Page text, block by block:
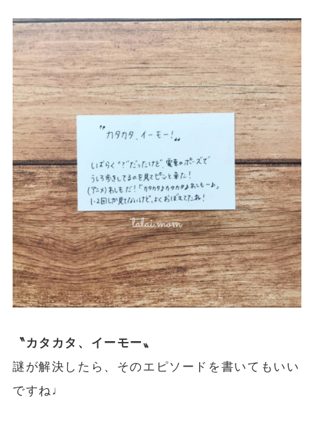
〝カタカタ、イーモー〟
謎が解決したら、そのエピソードを書いてもいい
ですね♩